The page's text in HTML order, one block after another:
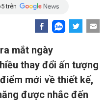
trên
mắt ngày
thay đổi ấn tượng
mới về thiết kế,
được nhắc đến